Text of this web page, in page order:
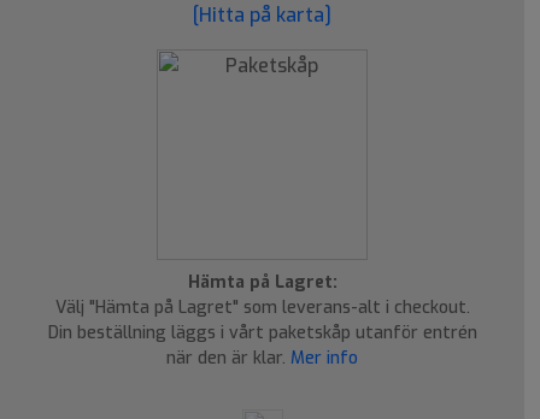
[Hitta på karta]
Hämta på Lagret:
Välj "Hämta på Lagret" som leverans-alt i checkout.
Din beställning läggs i vårt paketskåp utanför entrén
när den är klar. Mer info